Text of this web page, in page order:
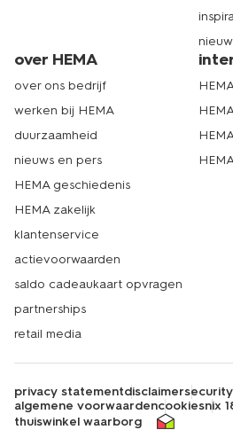
over HEMA
over ons bedrijf
werken bij HEMA
duurzaamheid
nieuws en pers
HEMA geschiedenis
HEMA zakelijk
klantenservice
actievoorwaarden
saldo cadeaukaart opvragen
partnerships
retail media
privacy statementdisclaimersecurity
algemene voorwaardencookiesnix
thuiswinkel waarborg